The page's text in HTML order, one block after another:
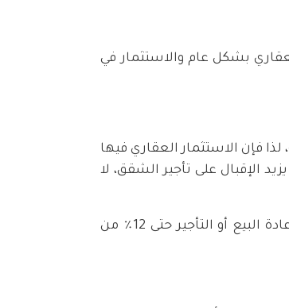
تجعلك تختار الاستثمار العقاري بشكل عام والاستثمار في
فإن الاستثمار العقاري فيها
الإقبال على تأجير الشقق، لا
هذا ومع ازدياد قيمة الشقق فقد تصل قيمة الأرباح السنوية التي يمكنك الحصول عليها عبر إعادة البيع أو التأجير حتى 12٪ من